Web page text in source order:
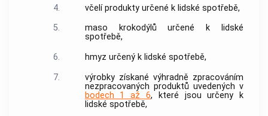
4.
včelí produkty určené k lidské spotřebě,
5.
maso krokodýlů určené k lidské
spotřebě,
6.
hmyz určený k lidské spotřebě,
7.
výrobky získané výhradně zpracováním
nezpracovaných produktů uvedených v
bodech 1 až 6, které jsou určeny k
lidské spotřebě,